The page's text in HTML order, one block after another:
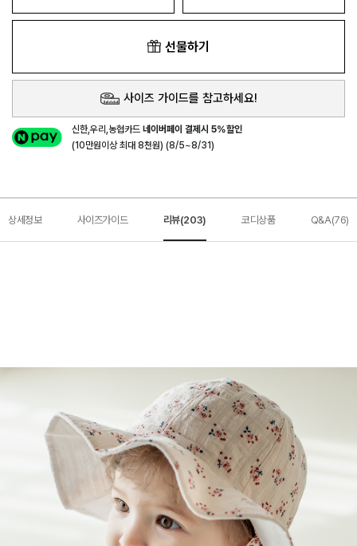
선물하기
사이즈 가이드를 참고하세요!
신한,우리,농협카드네이버페이 결제시 5%할인
(10만원이상 최대 8천원) (8/5~8/31)
상세정보 사이즈가이드 리뷰(203) 코디상품 Q&A(76)